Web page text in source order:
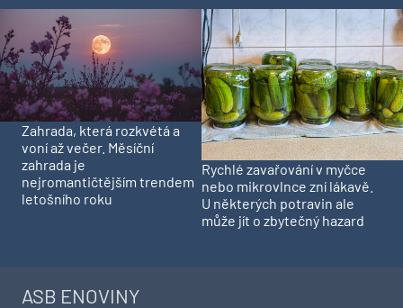
Zahrada, která rozkvétá a
voní až večer. Měsíční
zahrada je
nejromantičtějším trendem
letošního roku
Rychlé zavařování v myčce
nebo mikrovlnce zní lákavě.
U některých potravin ale
může jít o zbytečný hazard
ASB ENOVINY